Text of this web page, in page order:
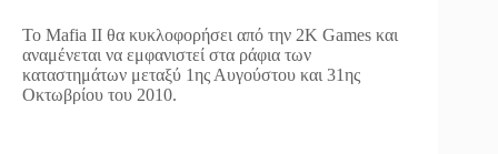
Το Mafia II θα κυκλοφορήσει από την 2K Games και
αναμένεται να εμφανιστεί στα ράφια των
καταστημάτων μεταξύ 1ης Αυγούστου και 31ης
Οκτωβρίου του 2010.